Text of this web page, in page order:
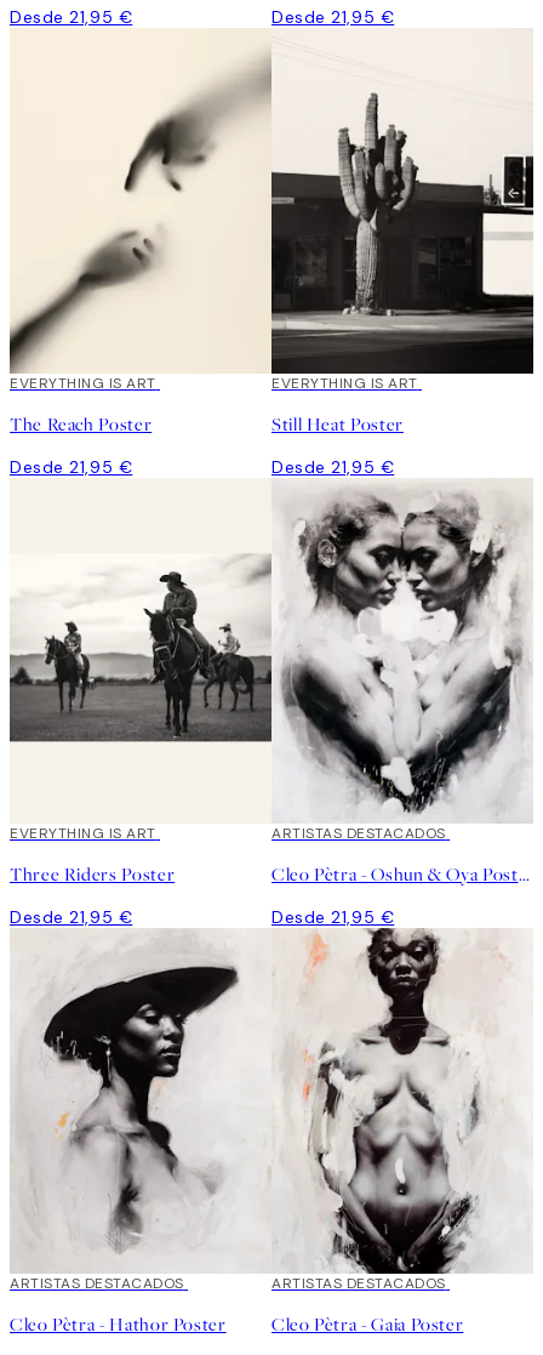
Desde 21,95 € Desde 21,95 €
EVERYTHING IS ART
The Reach Poster
Desde 21,95 €
EVERYTHING IS ART
Still Heat Poster
Desde 21,95 €
EVERYTHING IS ART
Three Riders Poster
Desde 21,95 €
ARTISTAS DESTACADOS
Cleo Pètra - Oshun & Oya Poster
Desde 21,95 €
ARTISTAS DESTACADOS
Cleo Pètra - Hathor Poster
ARTISTAS DESTACADOS
Cleo Pètra - Gaia Poster